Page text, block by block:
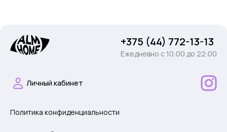
+375 (44) 772-13-13
Ежедневно c 10:00 до 22:00
Личный кабинет
Политика конфиденциальности